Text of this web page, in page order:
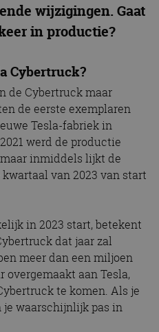
wijzigingen. Gaat
in productie?
Cybertruck?
de Cybertruck maar
de eerste exemplaren
Tesla-fabriek in
werd de productie
inmiddels lijkt de
van 2023 van start
in 2023 start, betekent
dat jaar zal
meer dan een miljoen
overgemaakt aan Tesla,
te komen. Als je
je waarschijnlijk pas in